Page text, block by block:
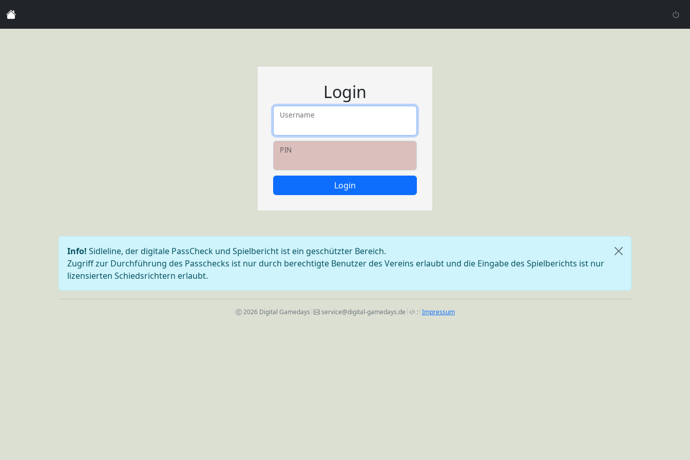
Login
Username
PIN
Login
Info! Sidleline, der digitale PassCheck und Spielbericht ist ein geschützter Bereich.
Zugriff zur Durchführung des Passchecks ist nur durch berechtigte Benutzer des Vereins erlaubt und die Eingabe des Spielberichts ist nur
lizensierten Schiedsrichtern erlaubt.
2026 Digital Gamedays service@digital-gamedays.de : Impressum